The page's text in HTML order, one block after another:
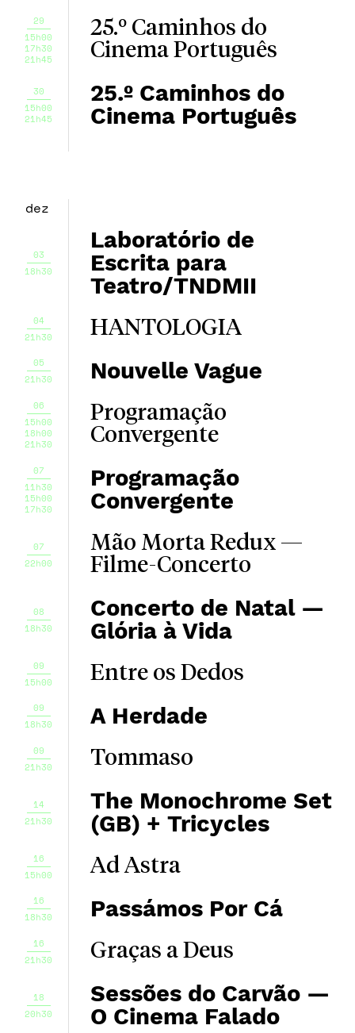
29
15h00
17h30
21h45
25.º Caminhos do
Cinema Português
30
15h00
21h45
25.º Caminhos do
Cinema Português
dez
03
18h30
Laboratório de
Escrita para
Teatro/TNDMII
04
21h30
HANTOLOGIA
05
21h30
Nouvelle Vague
06
15h00
18h00
21h30
Programação
Convergente
07
11h30
15h00
17h30
Programação
Convergente
07
22h00
Mão Morta Redux —
Filme-Concerto
08
18h30
Concerto de Natal —
Glória à Vida
09
15h00
Entre os Dedos
09
18h30
A Herdade
09
21h30
Tommaso
14
21h30
The Monochrome Set
(GB) + Tricycles
16
15h00
Ad Astra
16
18h30
Passámos Por Cá
16
21h30
Graças a Deus
18
20h30
Sessões do Carvão —
O Cinema Falado